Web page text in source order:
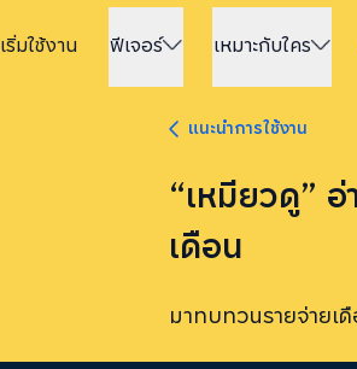
เริ่มใช้งาน ฟีเจอร์ เหมาะกับใคร
แนะนำการใช้งาน
“เหมียวดู”
เดือน
มาทบทวนรายจ่ายเ